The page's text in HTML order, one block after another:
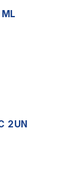
2UN